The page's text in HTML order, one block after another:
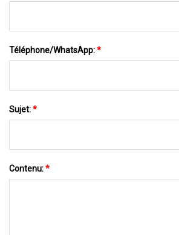
Téléphone/WhatsApp:*
Sujet:*
Contenu:*